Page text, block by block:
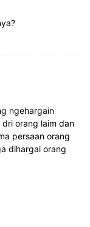
ngehargain
orang laim dan
persaan orang
dihargai orang